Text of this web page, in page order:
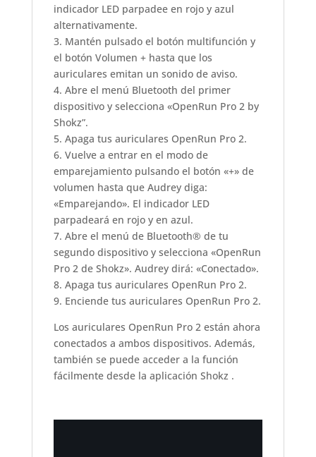
indicador LED parpadee en rojo y azul
alternativamente.
3. Mantén pulsado el botón multifunción y
el botón Volumen + hasta que los
auriculares emitan un sonido de aviso.
4. Abre el menú Bluetooth del primer
dispositivo y selecciona «OpenRun Pro 2 by
Shokz”.
5. Apaga tus auriculares OpenRun Pro 2.
6. Vuelve a entrar en el modo de
emparejamiento pulsando el botón «+» de
volumen hasta que Audrey diga:
«Emparejando». El indicador LED
parpadeará en rojo y en azul.
7. Abre el menú de Bluetooth® de tu
segundo dispositivo y selecciona «OpenRun
Pro 2 de Shokz». Audrey dirá: «Conectado».
8. Apaga tus auriculares OpenRun Pro 2.
9. Enciende tus auriculares OpenRun Pro 2.
Los auriculares OpenRun Pro 2 están ahora
conectados a ambos dispositivos. Además,
también se puede acceder a la función
fácilmente desde la aplicación Shokz .